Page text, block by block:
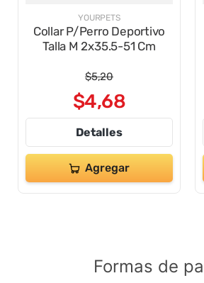
YOURPETS
Collar P/Perro Deportivo
Talla M 2x35.5-51 Cm
$5,20
$4,68
Detalles
Agregar
Formas de